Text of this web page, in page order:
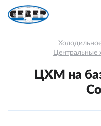
ЦХМ на